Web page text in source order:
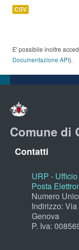
CSV
E' possibile inoltre
Documentazione API).
Comune di
Contatti
URP -
Posta
Numero
Indirizzo:
Genova
P. Iva: